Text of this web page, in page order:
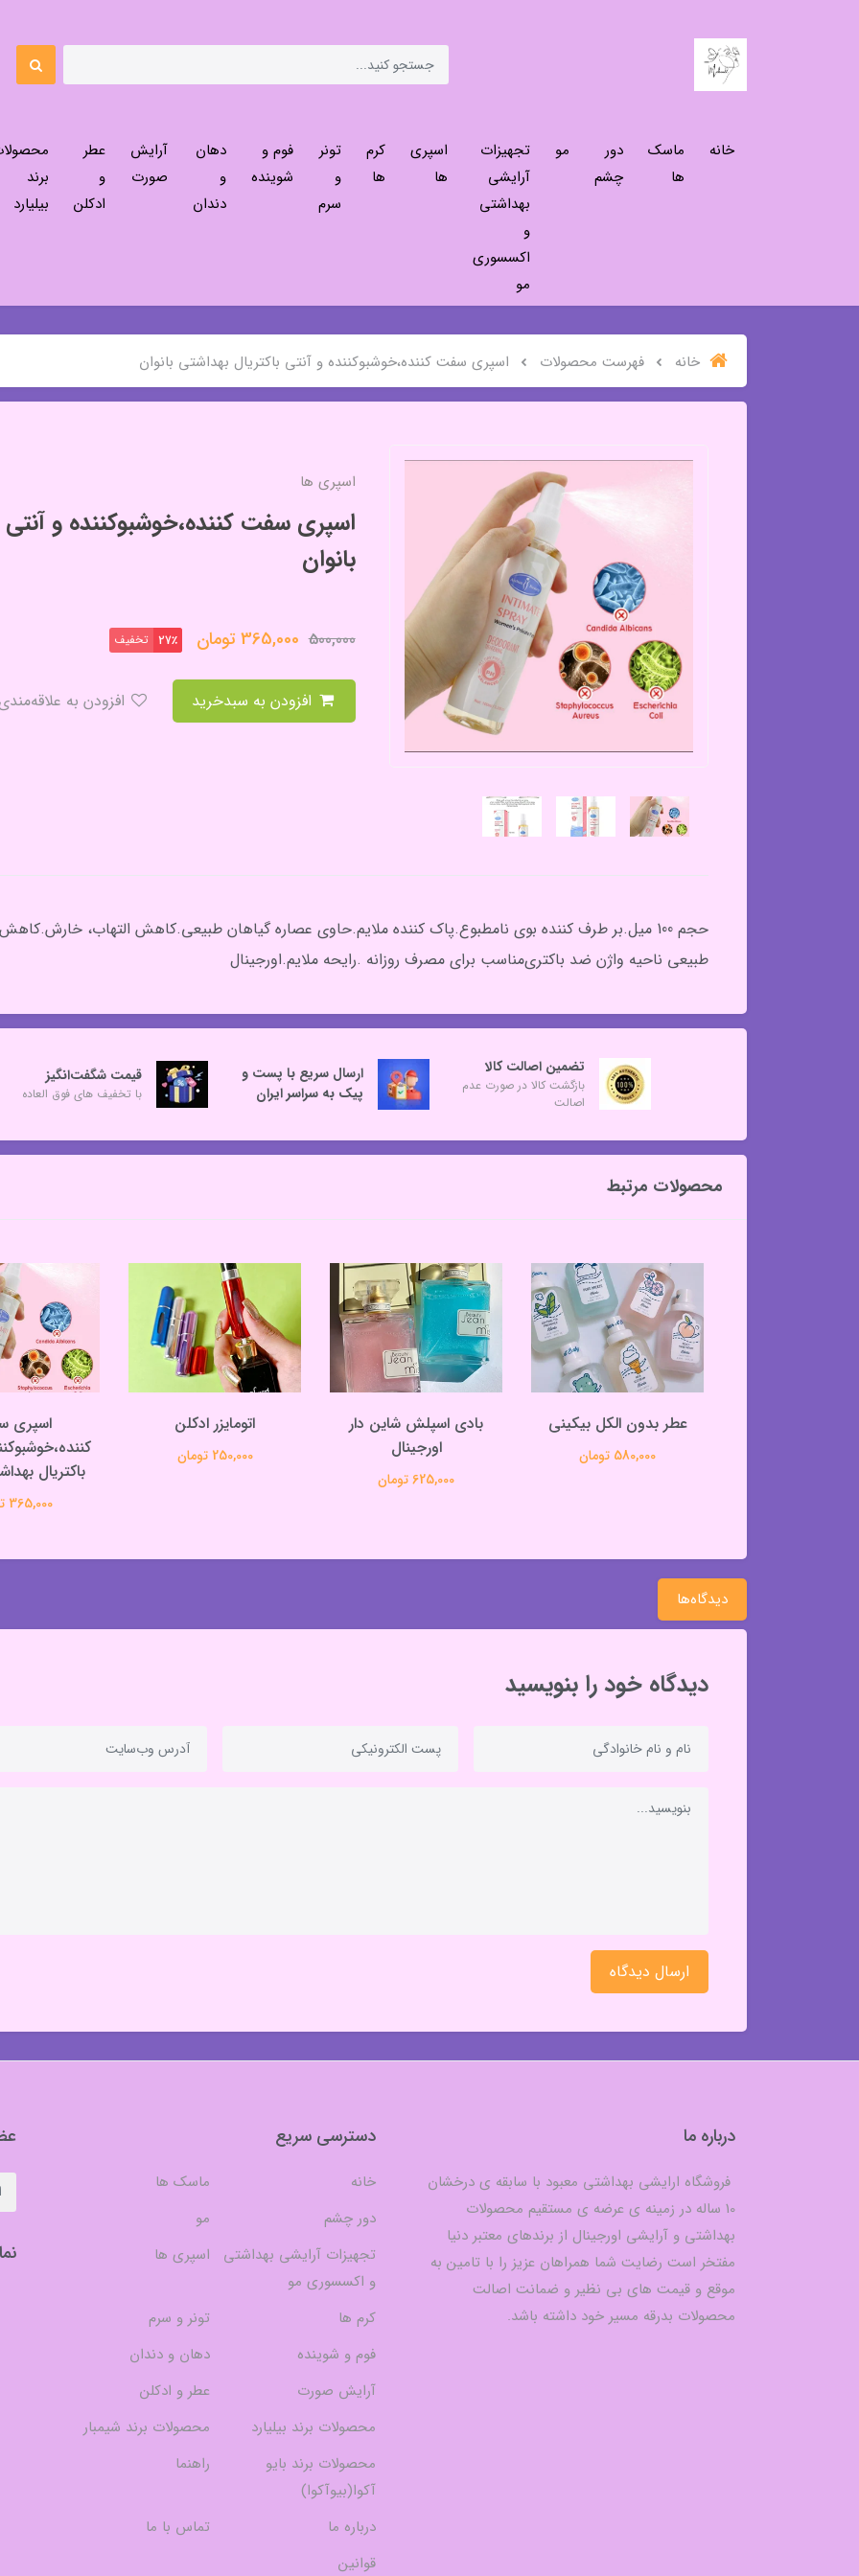
خانه
ماسک
ها
دور
چشم
مو
تجهیزات
آرایشی
بهداشتی
و
اکسسوری
مو
اسپری
ها
کرم
ها
تونر
و
سرم
فوم و
شوینده
دهان
و
دندان
آرایش
صورت
عطر
و
ادکلن
برند
بیلیارد
خانه فهرست محصولات اسپری سفت کننده،خوشبوکننده و آنتی باکتریال بهداشتی بانوان
اسپری ها
اسپری سفت کننده،خوشبوکننده و آنتی
بانوان
500,000
365,000تومان 27٪ تخفیف
طبیعی ناحیه واژن ضد باکتری‌مناسب برای مصرف روزانه .رایحه ملایم‌.اورجینال
تضمین اصالت کالا
بازگشت کالا در صورت عدم
اصالت
ارسال سریع با پست و
پیک به سراسر ایران
قیمت شگفت‌انگیز
با تخفیف های فوق العاده
محصولات مرتبط
عطر بدون الکل بیکینی
580,000 تومان
بادی اسپلش شاین دار
اورجینال
625,000 تومان
اتومایزر ادکلن
250,000 تومان
اسپری
باکتریال
365,000 تومان
دیدگاه‌ها
دیدگاه خود را بنویسید
ارسال دیدگاه
درباره ما
فروشگاه ارایشی بهداشتی معبود با سابقه ی درخشان
10 ساله در زمینه ی عرضه ی مستقیم محصولات
بهداشتی و آرایشی اورجینال از برندهای معتبر دنیا
مفتخر است رضایت شما همراهان عزیز را با تامین به
موقع و قیمت های بی نظیر و ضمانت اصالت
محصولات بدرقه مسیر خود داشته باشد.
دسترسی سریع
خانه
ماسک ها
دور چشم
مو
تجهیزات آرایشی بهداشتی
و اکسسوری مو
اسپری ها
کرم ها
تونر و سرم
فوم و شوینده
دهان و دندان
آرایش صورت
عطر و ادکلن
محصولات برند بیلیارد
محصولات برند شیمبار
محصولات برند بایو
آکوا(بیوآکوا)
راهنما
درباره ما
تماس با ما
قوانین